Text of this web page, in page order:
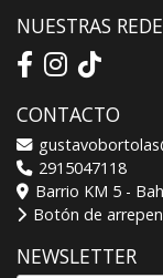
NUESTRAS
CONTACTO
2915047118
Barrio KM 5 -
Botón de
NEWSLETTER